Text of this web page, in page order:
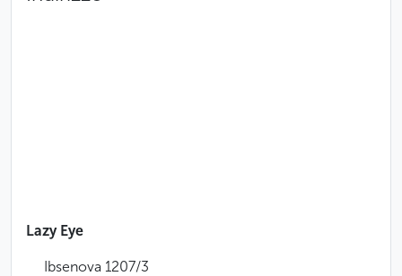
Lazy Eye
Ibsenova 1207/3